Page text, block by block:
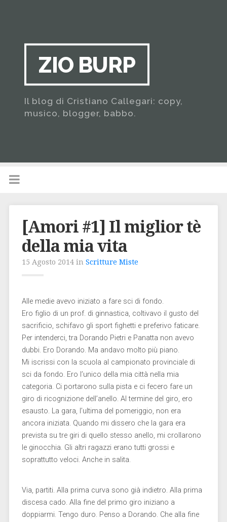
ZIO BURP
Il blog di Cristiano Callegari: copy,
musico, blogger, babbo.
[Amori #1] Il miglior tè
della mia vita
15 Agosto 2014 in Scritture Miste
Alle medie avevo iniziato a fare sci di fondo.
Ero figlio di un prof. di ginnastica, coltivavo il gusto del
sacrificio, schifavo gli sport fighetti e preferivo faticare.
Per intenderci, tra Dorando Pietri e Panatta non avevo
dubbi. Ero Dorando. Ma andavo molto più piano.
Mi iscrissi con la scuola al campionato provinciale di
sci da fondo. Ero l’unico della mia città nella mia
categoria. Ci portarono sulla pista e ci fecero fare un
giro di ricognizione dell’anello. Al termine del giro, ero
esausto. La gara, l’ultima del pomeriggio, non era
ancora iniziata. Quando mi dissero che la gara era
prevista su tre giri di quello stesso anello, mi crollarono
le ginocchia. Gli altri ragazzi erano tutti grossi e
soprattutto veloci. Anche in salita.
Via, partiti. Alla prima curva sono già indietro. Alla prima
discesa cado. Alla fine del primo giro iniziano a
doppiarmi. Tengo duro. Penso a Dorando. Che alla fine